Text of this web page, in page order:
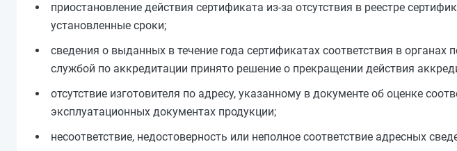
приостановление действия сертификата из‑за отсутствия в реестре
установленные сроки;
сведения о выданных в течение года сертификатах соответствия в
службой по аккредитации принято решение о прекращении действия
отсутствие изготовителя по адресу, указанному в документе об оценке
эксплуатационных документах продукции;
несоответствие, недостоверность или неполное соответствие адресных